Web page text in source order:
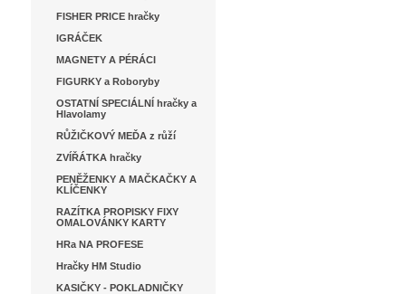
FISHER PRICE hračky
IGRÁČEK
MAGNETY A PÉRÁCI
FIGURKY a Roboryby
OSTATNÍ SPECIÁLNÍ hračky a
Hlavolamy
RŮŽIČKOVÝ MEĎA z růží
ZVÍŘÁTKA hračky
PENĚŽENKY A MAČKAČKY A
KLÍČENKY
RAZÍTKA PROPISKY FIXY
OMALOVÁNKY KARTY
HRa NA PROFESE
Hračky HM Studio
KASIČKY - POKLADNIČKY